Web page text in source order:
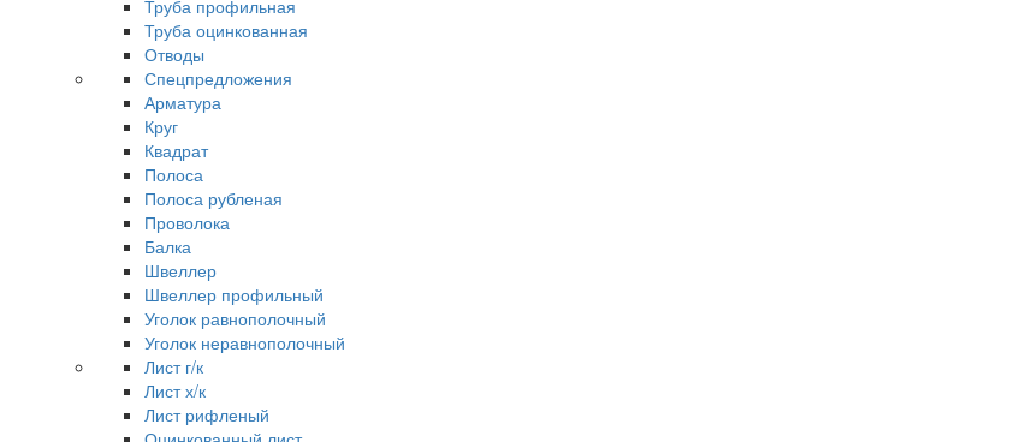
Труба профильная
Труба оцинкованная
Отводы
Спецпредложения
Арматура
Круг
Квадрат
Полоса
Полоса рубленая
Проволока
Балка
Швеллер
Швеллер профильный
Уголок равнополочный
Уголок неравнополочный
Лист г/к
Лист х/к
Лист рифленый